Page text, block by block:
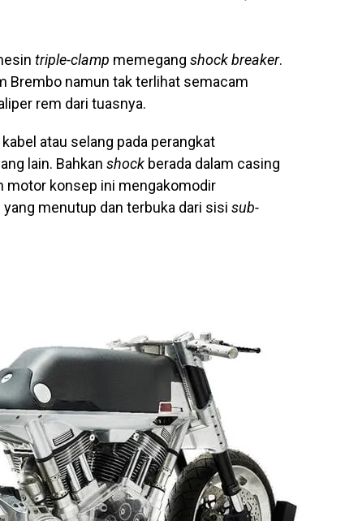
triple-clamp memegang shock breaker.
Brembo namun tak terlihat semacam
rem dari tuasnya.
atau selang pada perangkat
lain. Bahkan shock berada dalam casing
motor konsep ini mengakomodir
menutup dan terbuka dari sisi sub-